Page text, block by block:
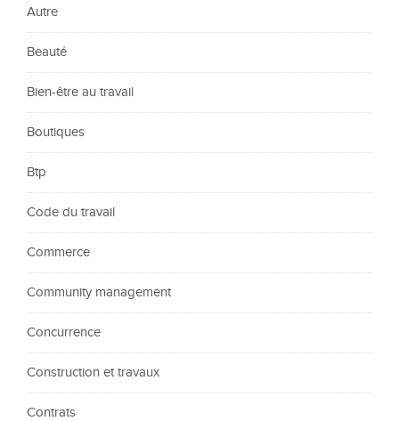
Autre
Beauté
Bien-être au travail
Boutiques
Btp
Code du travail
Commerce
Community management
Concurrence
Construction et travaux
Contrats